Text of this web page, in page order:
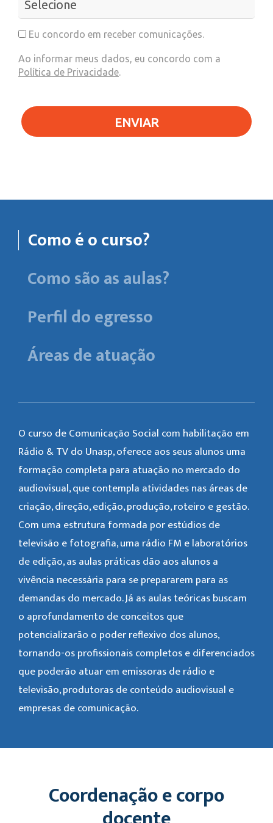
Eu concordo em receber comunicações.
Ao informar meus dados, eu concordo com a
Política de Privacidade.
ENVIAR
Como é o curso?
Como são as aulas?
Perfil do egresso
Áreas de atuação
O curso de Comunicação Social com habilitação em
Rádio & TV do Unasp, oferece aos seus alunos uma
formação completa para atuação no mercado do
audiovisual, que contempla atividades nas áreas de
criação, direção, edição, produção, roteiro e gestão.
Com uma estrutura formada por estúdios de
televisão e fotografia, uma rádio FM e laboratórios
de edição, as aulas práticas dão aos alunos a
vivência necessária para se prepararem para as
demandas do mercado. Já as aulas teóricas buscam
o aprofundamento de conceitos que
potencializarão o poder reflexivo dos alunos,
tornando-os profissionais completos e diferenciados
que poderão atuar em emissoras de rádio e
televisão, produtoras de conteúdo audiovisual e
empresas de comunicação.
Coordenação e corpo